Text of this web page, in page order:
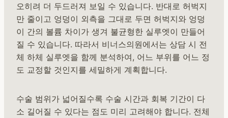
오히려 더 두드러져 보일 수 있습니다. 반대로 허벅지
만 줄이고 엉덩이 외측을 그대로 두면 허벅지와 엉덩
이 간의 볼륨 차이가 생겨 불균형한 실루엣이 만들어
질 수 있습니다. 따라서 비너스의원에서는 상담 시 전
체 하체 실루엣을 함께 분석하여, 어느 부위를 어느 정
도 교정할 것인지를 세밀하게 계획합니다.
수술 범위가 넓어질수록 수술 시간과 회복 기간이 다
소 길어질 수 있다는 점도 미리 고려해야 합니다. 전체